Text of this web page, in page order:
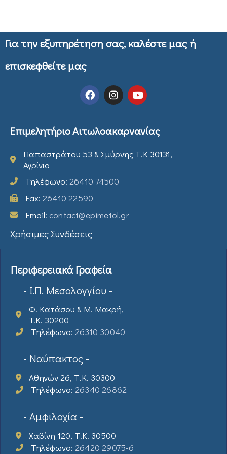
Για την εξυπηρέτηση σας, καλέστε μας ή
επισκεφθείτε μας
Επιμελητήριο Αιτωλοακαρνανίας
Παπαστράτου 53 & Σμύρνης Τ.Κ 30131,
Αγρίνιο
Τηλέφωνο: 26410 74500
Fax: 26410 22590
Email: contact@epimetol.gr
Χρήσιμες Συνδέσεις
Περιφερειακά Γραφεία
- Ι.Π. Μεσολογγίου -
Φ. Κατάσου & Μ. Μακρή,
T.K. 30200
Τηλέφωνο: 26310 30040
- Ναύπακτος -
Αθηνών 26, Τ.Κ. 30300
Τηλέφωνο: 26340 26862
- Αμφιλοχία -
Χαβίνη 120, Τ.Κ. 30500
Τηλέφωνο: 26420 29075-6